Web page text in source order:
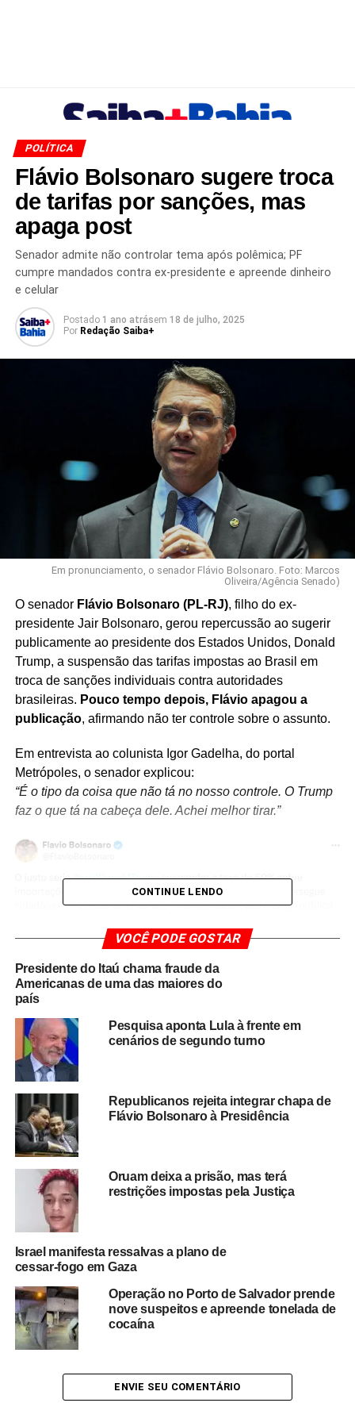
POLÍTICA
Flávio Bolsonaro sugere troca
de tarifas por sanções, mas
apaga post
Senador admite não controlar tema após polêmica; PF
cumpre mandados contra ex-presidente e apreende dinheiro
e celular
Postado 1 ano atrásem 18 de julho, 2025
Por Redação Saiba+
Em pronunciamento, o senador Flávio Bolsonaro. Foto: Marcos
Oliveira/Agência Senado)
O senador Flávio Bolsonaro (PL-RJ), filho do ex-
presidente Jair Bolsonaro, gerou repercussão ao sugerir
publicamente ao presidente dos Estados Unidos, Donald
Trump, a suspensão das tarifas impostas ao Brasil em
troca de sanções individuais contra autoridades
brasileiras. Pouco tempo depois, Flávio apagou a
publicação, afirmando não ter controle sobre o assunto.
Em entrevista ao colunista Igor Gadelha, do portal
Metrópoles, o senador explicou:
“É o tipo da coisa que não tá no nosso controle. O Trump
faz o que tá na cabeça dele. Achei melhor tirar.”
A ação ocorre no contexto da operação da Polícia
casa de Bolsonaro e na sede do PL. Foram apreendidos
cerca de US$ 14 mil, R$ 8 mil e o celular do ex-
presidente. Por determinação do ministro Alexandre de
e manter contato com seu outro filho, o deputado
licenciado Eduardo Bolsonaro, que está nos EUA
atuando para que sejam aplicadas sanções contra
Moraes.
Em outra publicação, Flávio evocou o líder sul-africano
Nelson Mandela e manifestou apoio ao pai, classificando
como um“símbolo do ódio que tomou conta de
“O ardil é tanto, que faz exatamente no início do recesso
parlamentar, quando Brasília está vazia. Mas seu cálculo
certamente esqueceu de levar em conta que hoje, 18/Jul,
é o Mandela Day. Dia em que o mundo celebra o símbolo
de resistência e luta pela liberdade!”, escreveu.
CONTINUE LENDO
VOCÊ PODE GOSTAR
Presidente do Itaú chama fraude da
Americanas de uma das maiores do
país
Pesquisa aponta Lula à frente em
cenários de segundo turno
Republicanos rejeita integrar chapa de
Flávio Bolsonaro à Presidência
Oruam deixa a prisão, mas terá
restrições impostas pela Justiça
Israel manifesta ressalvas a plano de
cessar-fogo em Gaza
Operação no Porto de Salvador prende
nove suspeitos e apreende tonelada de
cocaína
ENVIE SEU COMENTÁRIO